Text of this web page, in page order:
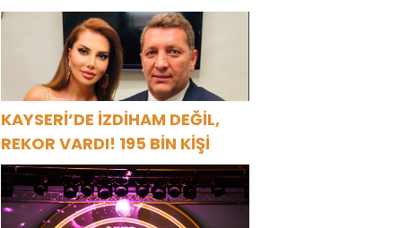
HARBİYE’DE BÜYÜK ALKIŞ
KAYSERİ’DE İZDİHAM DEĞİL,
REKOR VARDI! 195 BİN KİŞİ